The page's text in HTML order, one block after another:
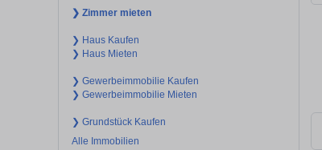
❯ Zimmer mieten
❯ Haus Kaufen
❯ Haus Mieten
❯ Gewerbeimmobilie Kaufen
❯ Gewerbeimmobilie Mieten
❯ Grundstück Kaufen
Alle Immobilien